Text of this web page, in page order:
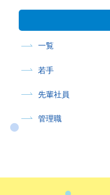
一覧
若手
先輩社員
管理職